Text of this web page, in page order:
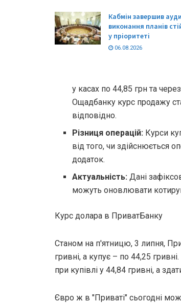
Кабмін завершив
виконання планів
у пріоритеті
06.08.2026
у касах по 44,85 грн та
Ощадбанку курс продажу
відповідно.
Різниця операцій: Курси
від того, чи здійснюється
додаток.
Актуальність: Дані
можуть оновлювати
Курс долара в ПриватБанку
Станом на п'ятницю, 3 липня,
гривні, а купує – по 44,25
при купівлі у 44,84 гривні, а
Євро ж в "Приваті" сьогодні